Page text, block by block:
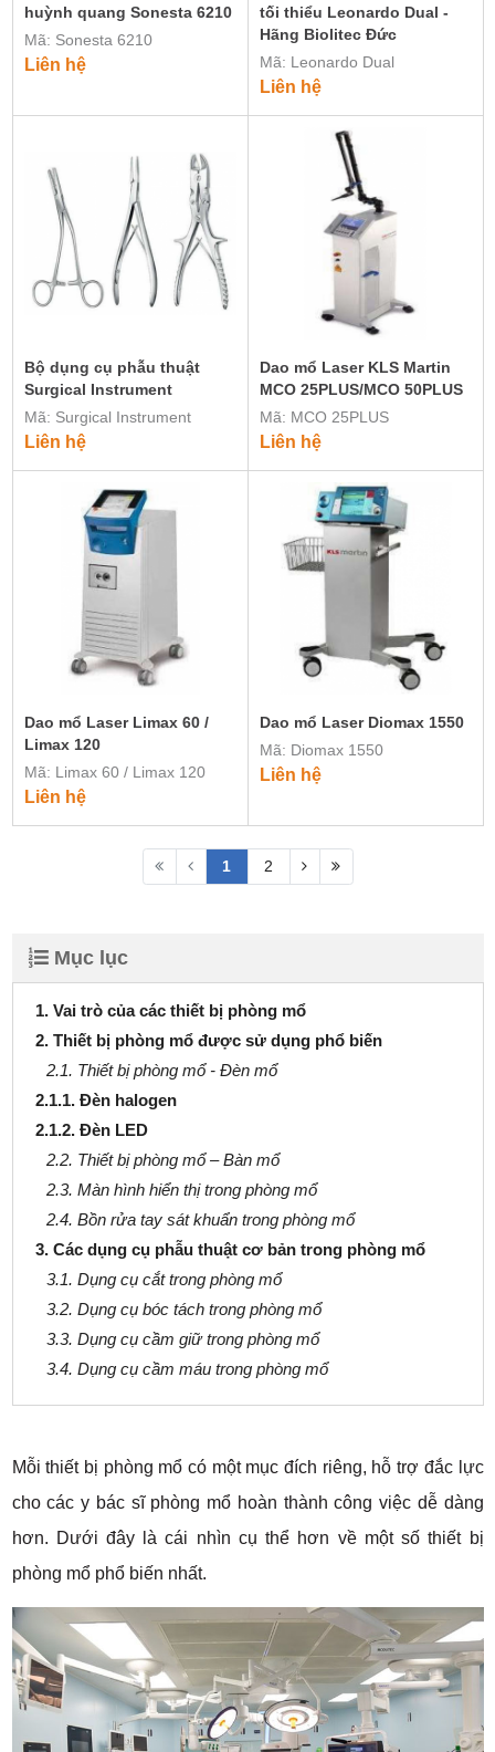
huỳnh quang Sonesta 6210
Mã: Sonesta 6210
Liên hệ
tối thiểu Leonardo Dual -
Hãng Biolitec Đức
Mã: Leonardo Dual
Liên hệ
Bộ dụng cụ phẫu thuật
Surgical Instrument
Mã: Surgical Instrument
Liên hệ
Dao mổ Laser KLS Martin
MCO 25PLUS/MCO 50PLUS
Mã: MCO 25PLUS
Liên hệ
Dao mổ Laser Limax 60 /
Limax 120
Mã: Limax 60 / Limax 120
Liên hệ
Dao mổ Laser Diomax 1550
Mã: Diomax 1550
Liên hệ
1 2
Mục lục
1. Vai trò của các thiết bị phòng mổ
2. Thiết bị phòng mổ được sử dụng phổ biến
2.1. Thiết bị phòng mổ - Đèn mổ
2.1.1. Đèn halogen
2.1.2. Đèn LED
2.2. Thiết bị phòng mổ – Bàn mổ
2.3. Màn hình hiển thị trong phòng mổ
2.4. Bồn rửa tay sát khuẩn trong phòng mổ
3. Các dụng cụ phẫu thuật cơ bản trong phòng mổ
3.1. Dụng cụ cắt trong phòng mổ
3.2. Dụng cụ bóc tách trong phòng mổ
3.3. Dụng cụ cầm giữ trong phòng mổ
3.4. Dụng cụ cầm máu trong phòng mổ
Mỗi thiết bị phòng mổ có một mục đích riêng, hỗ trợ đắc lực
cho các y bác sĩ phòng mổ hoàn thành công việc dễ dàng
hơn. Dưới đây là cái nhìn cụ thể hơn về một số thiết bị
phòng mổ phổ biến nhất.